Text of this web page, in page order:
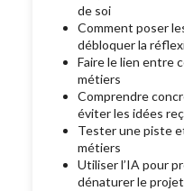
de soi
Comment poser
débloquer la
Faire le lien entre
métiers
Comprendre
éviter les idées
Tester une piste
métiers
Utiliser l’IA pour
dénaturer le projet